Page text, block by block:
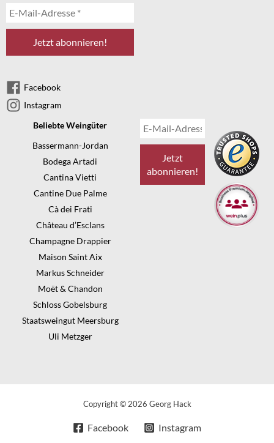
Facebook
Instagram
Beliebte Weingüter
Bassermann-Jordan
Bodega Artadi
Cantina Vietti
Cantine Due Palme
Cà dei Frati
Château d’Esclans
Champagne Drappier
Maison Saint Aix
Markus Schneider
Moët & Chandon
Schloss Gobelsburg
Staatsweingut Meersburg
Uli Metzger
Copyright © 2026 Georg Hack
Facebook Instagram